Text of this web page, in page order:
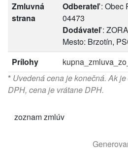
Zmluvná
strana
Odberateľ: Obec
04473
Dodávateľ:
Mesto: Brzotín,
Prílohy
* Uvedená cena je konečná. Ak
DPH, cena je vrátane DPH.
zoznam zmlúv